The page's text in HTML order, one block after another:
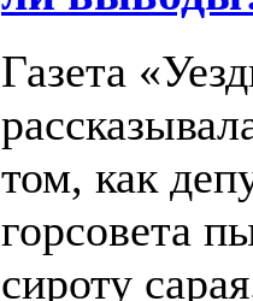
Газета
том, как
горсовета
сироту